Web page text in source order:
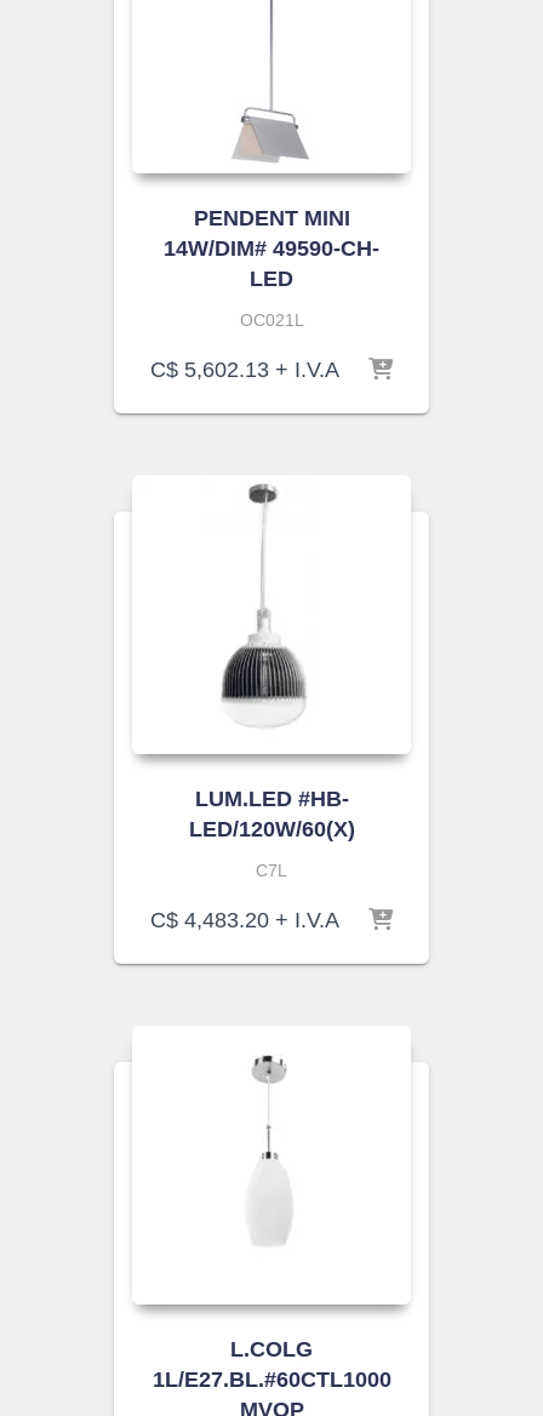
PENDENT MINI
14W/DIM# 49590-CH-
LED
OC021L
C$ 5,602.13 + I.V.A
LUM.LED #HB-
LED/120W/60(X)
C7L
C$ 4,483.20 + I.V.A
L.COLG
1L/E27.BL.#60CTL1000
MVOP